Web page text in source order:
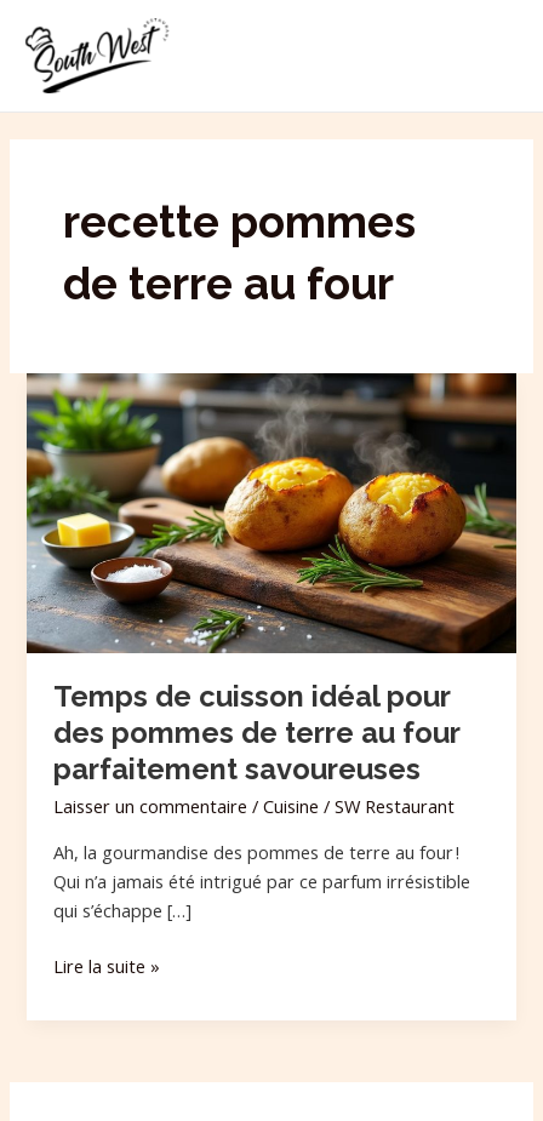
contenu
recette pommes
de terre au four
Temps de cuisson idéal pour
des pommes de terre au four
parfaitement savoureuses
Laisser un commentaire /Cuisine /SW Restaurant
Ah, la gourmandise des pommes de terre au four !
Qui n’a jamais été intrigué par ce parfum irrésistible
qui s’échappe […]
Temps
de
cuisson
idéal
pour
des
pommes
de
terre
au
parfaitement
savoureuses
Lire la suite »